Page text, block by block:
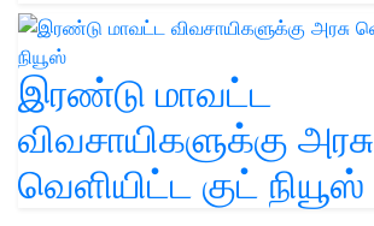
இரண்டு மாவட்ட
விவசாயிகளுக்கு அரசு
வெளியிட்ட குட் நியூஸ்